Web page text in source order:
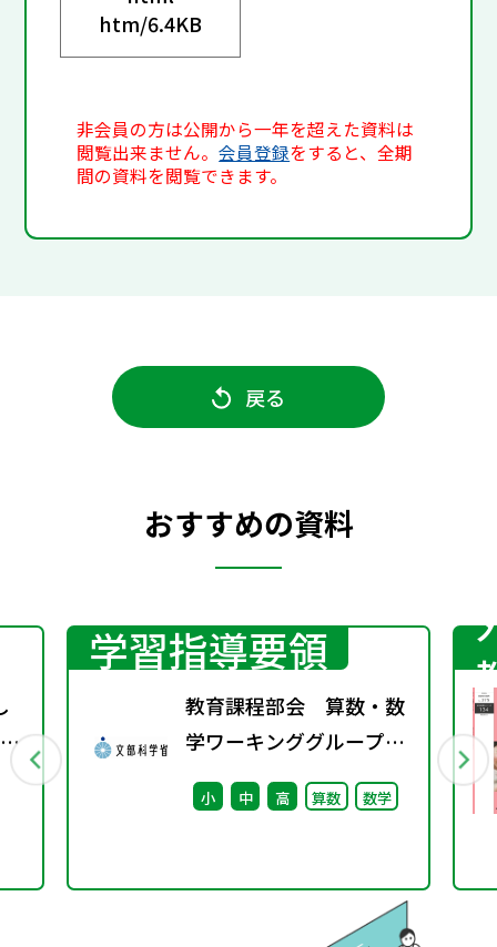
htm/6.4KB
非会員の方は公開から一年を超えた資料は
閲覧出来ません。会員登録をすると、全期
間の資料を閲覧できます。
戻る
おすすめの資料
学習指導要領
教育課程部会 算数・数
学ワーキンググループ
（第4回） 配付資料
小 中 高 算数 数学